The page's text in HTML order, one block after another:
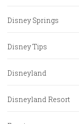
Disney Springs
Disney Tips
Disneyland
Disneyland Resort